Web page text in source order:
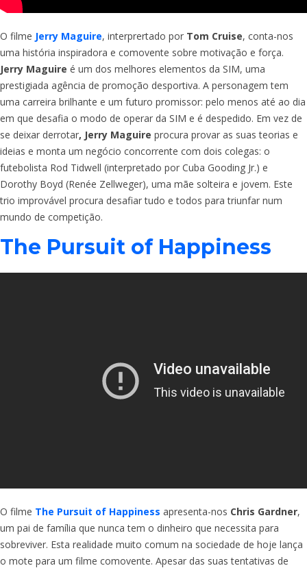
O filme Jerry Maguire, interprertado por Tom Cruise, conta-nos
uma história inspiradora e comovente sobre motivação e força.
Jerry Maguire é um dos melhores elementos da SIM, uma
prestigiada agência de promoção desportiva. A personagem tem
uma carreira brilhante e um futuro promissor: pelo menos até ao dia
em que desafia o modo de operar da SIM e é despedido. Em vez de
se deixar derrotar, Jerry Maguire procura provar as suas teorias e
ideias e monta um negócio concorrente com dois colegas: o
futebolista Rod Tidwell (interpretado por Cuba Gooding Jr.) e
Dorothy Boyd (Renée Zellweger), uma mãe solteira e jovem. Este
trio improvável procura desafiar tudo e todos para triunfar num
mundo de competição.
The Pursuit of Happiness
O filme The Pursuit of Happiness apresenta-nos Chris Gardner,
um pai de família que nunca tem o dinheiro que necessita para
sobreviver. Esta realidade muito comum na sociedade de hoje lança
o mote para um filme comovente. Apesar das suas tentativas de